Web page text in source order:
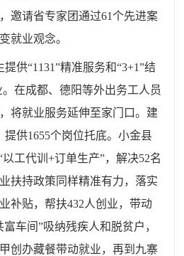
邀请省专家团通过61个先进案
就业观念。
供“1131”精准服务和“3+1”结
在成都、德阳等外出务工人员
将就业服务延伸至家门口。建
提供1655个岗位托底。小金县
工代训+订单生产”，解决52名
扶持政策同样精准有力，落实
补贴，帮扶432人创业，带动
车间”吸纳残疾人和脱贫户，
创办藏餐带动就业，再到九寨